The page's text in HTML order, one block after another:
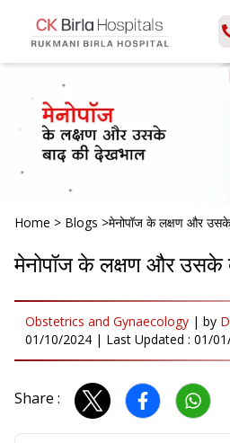
Home > Blogs >मेनोपॉज के लक्षण और
मेनोपॉज के लक्षण और उसके
Obstetrics and Gynaecology | by
01/10/2024 | Last Updated : 01/
Share :